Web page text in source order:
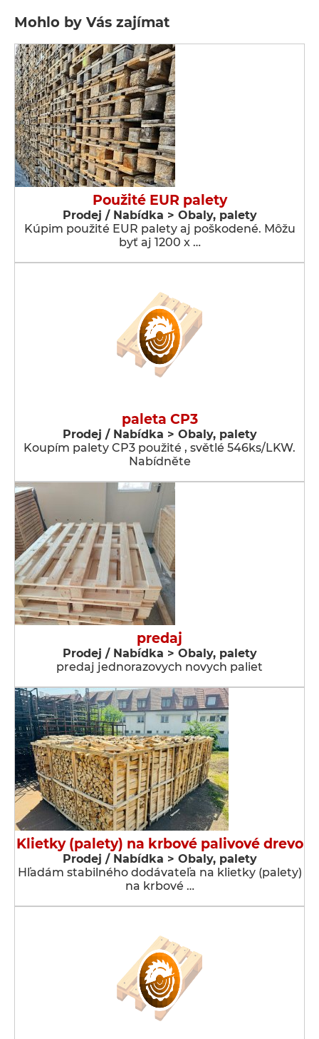
Mohlo by Vás zajímat
Použité EUR palety
Prodej / Nabídka > Obaly, palety
Kúpim použité EUR palety aj poškodené. Môžu
byť aj 1200 x …
paleta CP3
Prodej / Nabídka > Obaly, palety
Koupím palety CP3 použité , světlé 546ks/LKW.
Nabídněte
predaj
Prodej / Nabídka > Obaly, palety
predaj jednorazovych novych paliet
Klietky (palety) na krbové palivové drevo
Prodej / Nabídka > Obaly, palety
Hľadám stabilného dodávateľa na klietky (palety)
na krbové …